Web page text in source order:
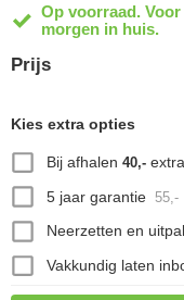
Op voorraad.
morgen in huis.
Prijs
Kies extra opties
Bij afhalen 40,-
5 jaar garantie 55,-
Neerzetten en
Vakkundig laten